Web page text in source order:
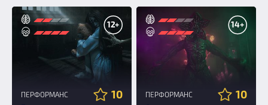
12+
ПЕРФОРМАНС 10
14+
ПЕРФОРМАНС 10